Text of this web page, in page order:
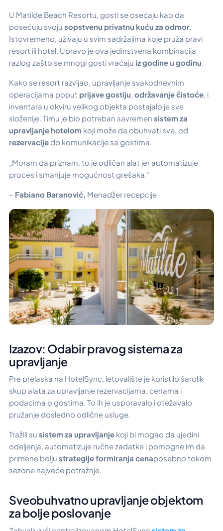
U Matilde Beach Resortu, gosti se osećaju kao da
posećuju svoju sopstvenu privatnu kuću za odmor.
Istovremeno, uživaju u svim sadržajima koje pruža pravi
resort ili hotel. Upravo je ova jedinstvena kombinacija
razlog zašto se mnogi gosti vraćaju iz godine u godinu
Kako se resort razvijao, upravljanje svakodnevnim
operacijama poput prijave gostiju, održavanje čistoće, i
inventara u okviru velikog objekta postajalo je sve
složenije. Timu je bio potreban savremen sistem za
upravljanje hotelom koji može da obuhvati sve, od
rezervacije do komunikacije sa gostima.
„Moram da priznam, to je odličan alat jer automatizuje
proces i smanjuje mogućnost grešaka.”
– Fabiano Baranović, Menadžer recepcije
Izazov: Odabir pravog sistema za
upravljanje
Pre prelaska na HotelSync, letovalište je koristilo šarolik
skup alata za upravljanje rezervacijama, cenama i
podacima o gostima. To ih je usporavalo i otežavalo
pružanje dosledno odlične usluge.
Tražili su sistem za upravljanje koji bi mogao da ujedini
odeljenja, automatizuje ručne zadatke i pomogne im da
primene bolju strategije formiranja cenaposebno tokom
sezone najveće potražnje.
Sveobuhvatno upravljanje objektom
za bolje poslovanje